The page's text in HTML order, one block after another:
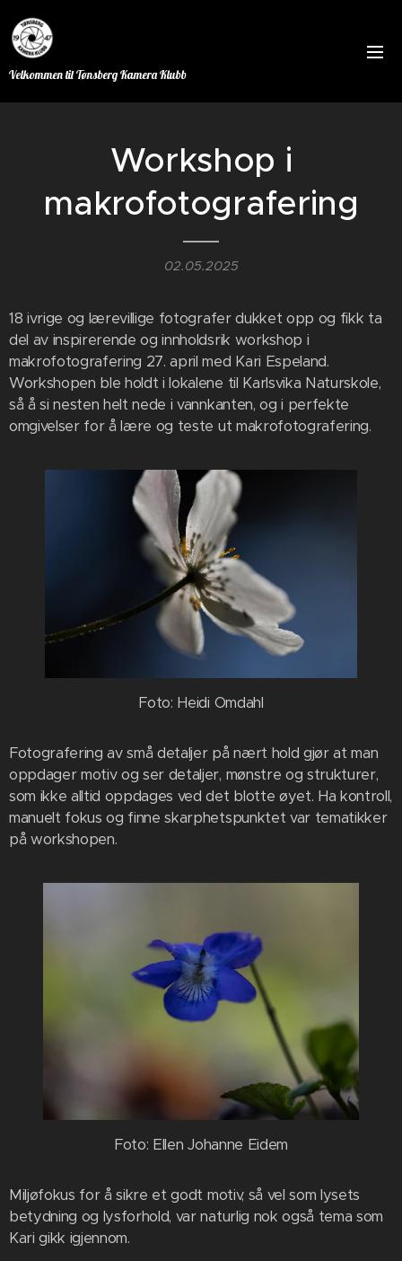
Velkommen til Tønsberg Kamera Klubb
Workshop i
makrofotografering
02.05.2025
18 ivrige og lærevillige fotografer dukket opp og fikk ta
del av inspirerende og innholdsrik workshop i
makrofotografering 27. april med Kari Espeland.
Workshopen ble holdt i lokalene til Karlsvika Naturskole,
så å si nesten helt nede i vannkanten, og i perfekte
omgivelser for å lære og teste ut makrofotografering.
Foto: Heidi Omdahl
Fotografering av små detaljer på nært hold gjør at man
oppdager motiv og ser detaljer, mønstre og strukturer,
som ikke alltid oppdages ved det blotte øyet. Ha kontroll,
manuelt fokus og finne skarphetspunktet var tematikker
på workshopen.
Foto: Ellen Johanne Eidem
Miljøfokus for å sikre et godt motiv, så vel som lysets
betydning og lysforhold, var naturlig nok også tema som
Kari gikk igjennom.